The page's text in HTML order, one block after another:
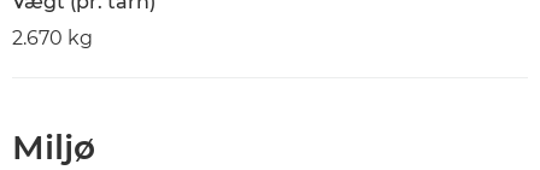
2.670 kg
Miljø